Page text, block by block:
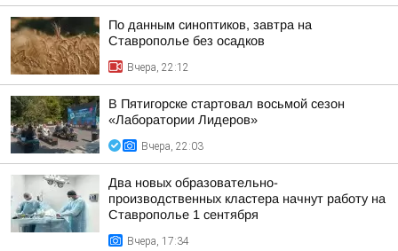
По данным синоптиков, завтра на
Ставрополье без осадков
Вчера, 22:12
В Пятигорске стартовал восьмой сезон
«Лаборатории Лидеров»
Вчера, 22:03
Два новых образовательно-
производственных кластера начнут работу на
Ставрополье 1 сентября
Вчера, 17:34